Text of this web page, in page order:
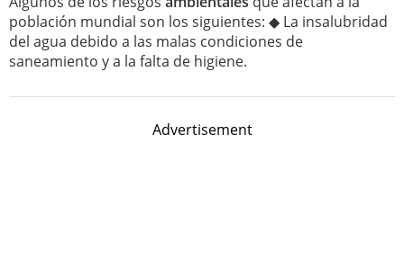
población mundial son los siguientes: ◆ La insalubridad
del agua debido a las malas condiciones de
saneamiento y a la falta de higiene.
Advertisement